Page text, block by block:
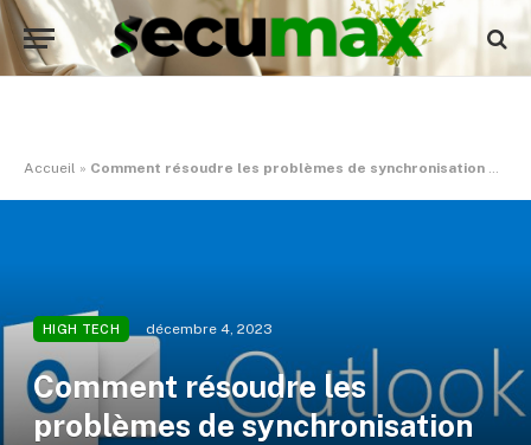
Accueil » Comment résoudre les problèmes de synchronisation des e-mails dans Outlook
HIGH TECH décembre 4, 2023
Comment résoudre les
problèmes de synchronisation